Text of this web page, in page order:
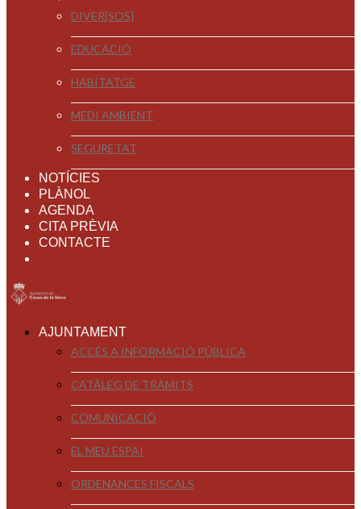
DIVER[SOS]
EDUCACIÓ
HABITATGE
MEDI AMBIENT
SEGURETAT
NOTÍCIES
PLÀNOL
AGENDA
CITA PRÈVIA
CONTACTE
AJUNTAMENT
ACCÉS A INFORMACIÓ PÚBLICA
CATÀLEG DE TRÀMITS
COMUNICACIÓ
EL MEU ESPAI
ORDENANCES FISCALS